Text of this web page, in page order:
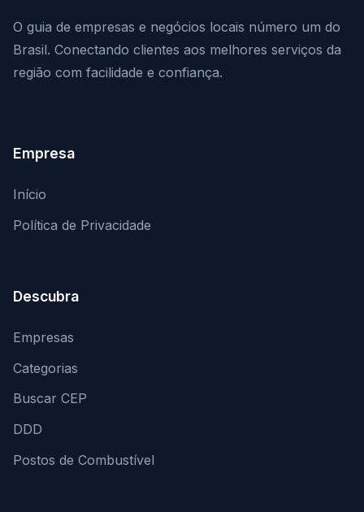
O guia de empresas e negócios locais número um do
Brasil. Conectando clientes aos melhores serviços da
região com facilidade e confiança.
Empresa
Início
Política de Privacidade
Descubra
Empresas
Categorias
Buscar CEP
DDD
Postos de Combustível